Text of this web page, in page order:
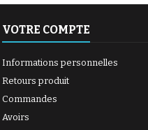
VOTRE COMPTE
Informations personnelles
Retours produit
Commandes
Avoirs